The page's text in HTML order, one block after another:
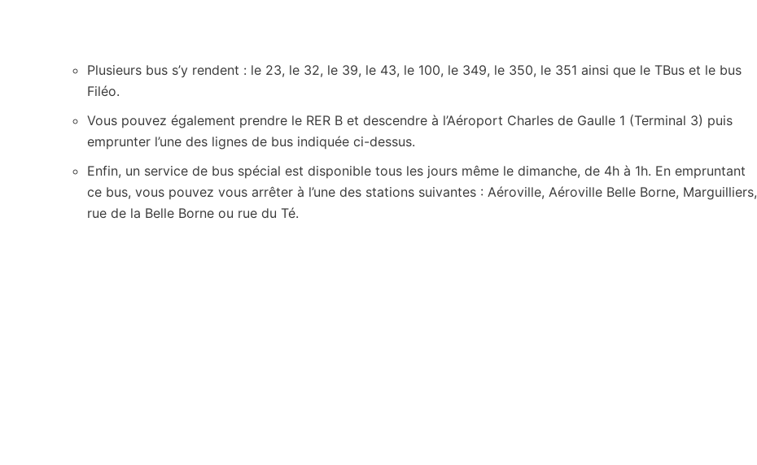
Plusieurs bus s’y rendent : le 23, le 32, le 39, le 43, le 100, le 349, le 350, le 351 ainsi que le TBus et le bus
Filéo.
Vous pouvez également prendre le RER B et descendre à l’Aéroport Charles de Gaulle 1 (Terminal 3) puis
emprunter l’une des lignes de bus indiquée ci-dessus.
Enfin, un service de bus spécial est disponible tous les jours même le dimanche, de 4h à 1h. En empruntant
ce bus, vous pouvez vous arrêter à l’une des stations suivantes : Aéroville, Aéroville Belle Borne, Marguilliers,
rue de la Belle Borne ou rue du Té.